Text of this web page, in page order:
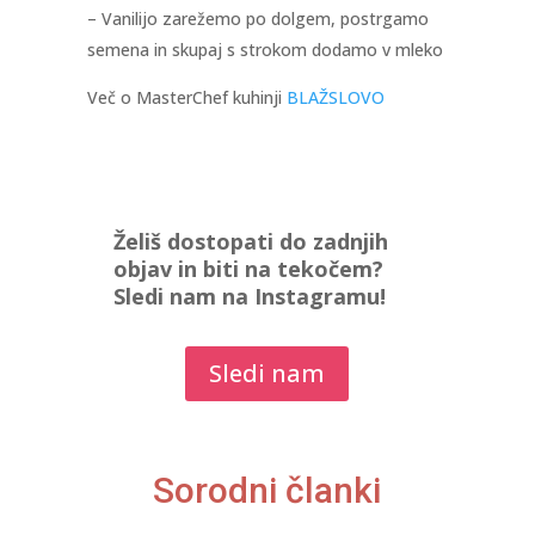
– Vanilijo zarežemo po dolgem, postrgamo
semena in skupaj s strokom dodamo v mleko
Več o MasterChef kuhinji BLAŽSLOVO
Želiš dostopati do zadnjih
objav in biti na tekočem?
Sledi nam na Instagramu!
Sledi nam
Sorodni članki